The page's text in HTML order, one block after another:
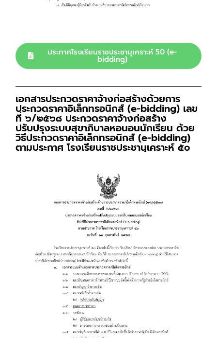
ประกาศโรงเรียนราชประชานุเคราะห์ 50 (e-
bidding)
เอกสารประกวดราคาจ้างก่อสร้างด้วยการ
ประกวดราคาอิเล็กทรอนิกส์ (e-bidding) เลข
ที่ ๖/๒๕๖๘ ประกวดราคาจ้างก่อสร้าง
ปรับปรุงระบบสุขาภิบาลหอนอนนักเรียน ด้วย
วิธีประกวดราคาอิเล็กทรอนิกส์ (e-bidding)
ตามประกาศ โรงเรียนราชประชานุเคราะห์ ๕๐